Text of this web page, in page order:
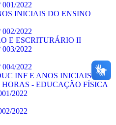
2022
INICIAIS DO ENSINO
2022
E ESCRITURÁRIO II
2022
2022
INF E ANOS INICIAIS DO
HORAS - EDUCAÇÃO FÍSICA
2022
2022